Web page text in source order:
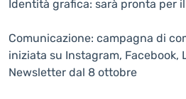
Identità grafica: sarà pronta per
Comunicazione: campagna di
iniziata su Instagram, Facebook,
Newsletter dal 8 ottobre